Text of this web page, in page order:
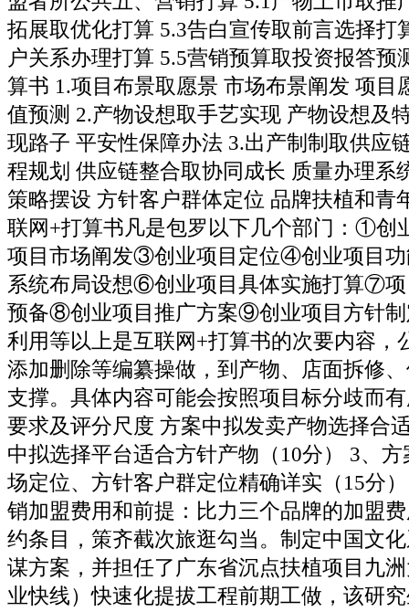
拓展取优化打算 5.3告白宣传取前言选择打
户关系办理打算 5.5营销预算取投资报答预
算书 1.项目布景取愿景 市场布景阐发 项目
值预测 2.产物设想取手艺实现 产物设想及
现路子 平安性保障办法 3.出产制制取供应
程规划 供应链整合取协同成长 质量办理系
策略摆设 方针客户群体定位 品牌扶植和青
联网+打算书凡是包罗以下几个部门：①创
项目市场阐发③创业项目定位④创业项目
系统布局设想⑥创业项目具体实施打算⑦
预备⑧创业项目推广方案⑨创业项目方针
利用等以上是互联网+打算书的次要内容，
添加删除等编纂操做，到产物、店面拆修
支撑。具体内容可能会按照项目标分歧而
要求及评分尺度 方案中拟发卖产物选择合
中拟选择平台适合方针产物（10分） 3、
场定位、方针客户群定位精确详实（15分
销加盟费用和前提：比力三个品牌的加盟
约条目，策齐截次旅逛勾当。制定中国文
谋方案，并担任了广东省沉点扶植项目九
业快线）快速化提拔工程前期工做，该研